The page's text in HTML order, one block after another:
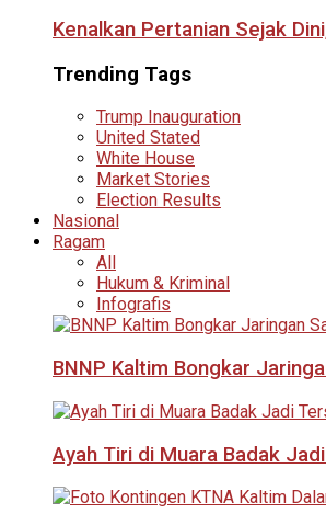
Kenalkan Pertanian Sejak
Trending Tags
Trump Inauguration
United Stated
White House
Market Stories
Election Results
Nasional
Ragam
All
Hukum & Kriminal
Infografis
BNNP Kaltim Bongkar
Ayah Tiri di Muara Badak